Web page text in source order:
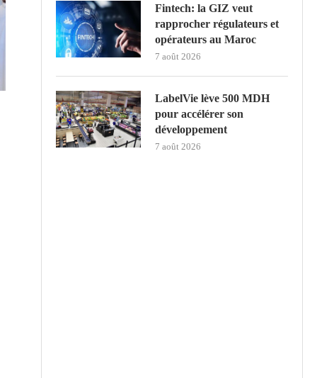
Fintech: la GIZ veut
rapprocher régulateurs et
opérateurs au Maroc
7 août 2026
LabelVie lève 500 MDH
pour accélérer son
développement
7 août 2026